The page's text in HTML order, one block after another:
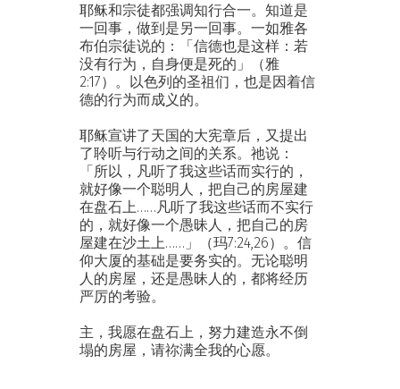
耶稣和宗徒都强调知行合一。知道是
一回事，做到是另一回事。一如雅各
布伯宗徒说的：「信德也是这样：若
没有行为，自身便是死的」（雅
2:17）。以色列的圣祖们，也是因着信
德的行为而成义的。
耶稣宣讲了天国的大宪章后，又提出
了聆听与行动之间的关系。祂说：
「所以，凡听了我这些话而实行的，
就好像一个聪明人，把自己的房屋建
在盘石上……凡听了我这些话而不实行
的，就好像一个愚昧人，把自己的房
屋建在沙土上……」（玛7:24,26）。信
仰大厦的基础是要务实的。无论聪明
人的房屋，还是愚昧人的，都将经历
严厉的考验。
主，我愿在盘石上，努力建造永不倒
塌的房屋，请祢满全我的心愿。